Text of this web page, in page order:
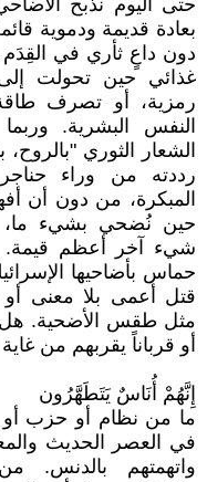
حتى اليوم نذبح
بعادة قديمة ودموية
دون داعٍ ثأري في
غذائي حين تحولت إلى
رمزية، أو تصرف
النفس البشرية.
الشعار الثوري
رددته من وراء
المبكرة، من دون أن
حين نُضحي بشيء ما،
شيء آخر أعظم قيمة.
حماس بأضاحيها
قتل أعمى بلا معنى
مثل طقس الأضحية. هل
أو قرباناً يقربهم من
إِنَّهُمْ أُنَاسٌ يَتَطَهَّرُون
ما من نظام أو حزب أو
في العصر الحديث
واتهمتهم بالدنس.